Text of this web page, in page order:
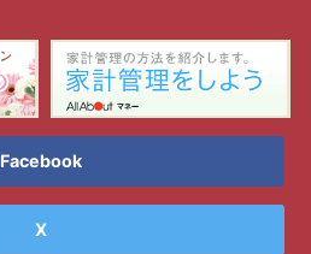
Facebook
X